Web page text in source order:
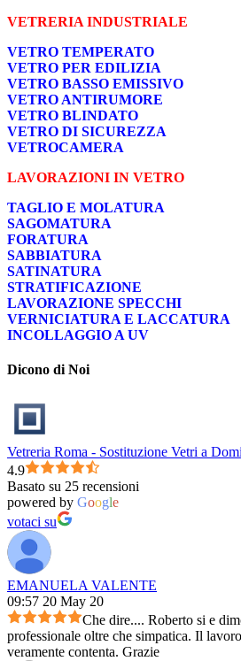
VETRERIA INDUSTRIALE
VETRO TEMPERATO
VETRO PER EDILIZIA
VETRO BASSO EMISSIVO
VETRO ANTIRUMORE
VETRO BLINDATO
VETRO DI SICUREZZA
VETROCAMERA
LAVORAZIONI IN VETRO
TAGLIO E MOLATURA
SAGOMATURA
FORATURA
SABBIATURA
SATINATURA
STRATIFICAZIONE
LAVORAZIONE SPECCHI
VERNICIATURA E LACCATURA
INCOLLAGGIO A UV
Dicono di Noi
Vetreria Roma - Sostituzione Vetri a
4.9
Basato su 25 recensioni
powered by Google
votaci su
EMANUELA VALENTE
09:57 20 May 20
Che dire.... Roberto si e
professionale oltre che simpatica. Il
veramente contenta. Grazie